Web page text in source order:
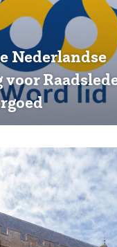
Nederlandse